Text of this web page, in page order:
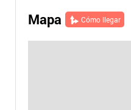
Mapa Cómo llegar